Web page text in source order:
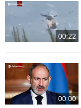
00:22
00:00